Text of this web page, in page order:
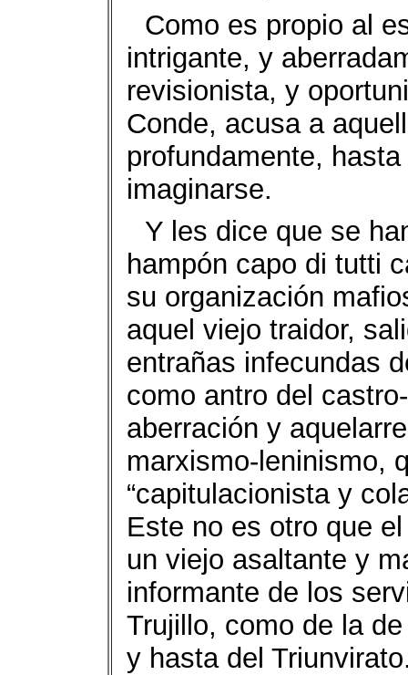
Como es propio al
intrigante, y
revisionista, y
Conde, acusa a
profundamente,
imaginarse.
Y les dice que se
hampón capo di tutti
su organización
aquel viejo traidor,
entrañas infecundas
como antro del
aberración y
marxismo-leninismo,
“capitulacionista y
Este no es otro que
un viejo asaltante y
informante de los
Trujillo, como de la
y hasta del